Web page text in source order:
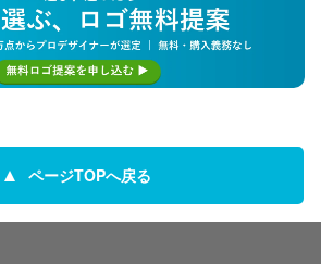
ページTOPへ戻る